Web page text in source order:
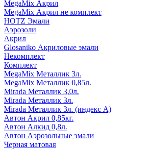
MegaMix Акрил
MegaMix Акрил не комплект
HOTZ Эмали
Аэрозоли
Акрил
Glosaniko Акриловые эмали
Некомплект
Комплект
MegaMix Металлик 3л.
MegaMix Металлик 0,85л.
Mirada Металлик 3,0л.
Mirada Металлик 3л.
Mirada Металлик 3л. (индекс А)
Автон Акрил 0,85кг.
Автон Алкид 0,8л.
Автон Аэрозольные эмали
Черная матовая